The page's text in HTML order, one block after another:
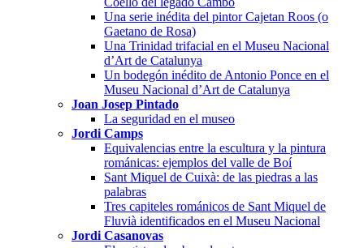
Una serie inédita del pintor Cajetan Roos (o
Gaetano de Rosa)
Una Trinidad trifacial en el Museu Nacional
d’Art de Catalunya
Un bodegón inédito de Antonio Ponce en el
Museu Nacional d’Art de Catalunya
Joan Josep Pintado
La seguridad en el museo
Jordi Camps
Equivalencias entre la escultura y la pintura
románicas: ejemplos del valle de Boí
Sant Miquel de Cuixà: de las piedras a las
palabras
Tres capiteles románicos de Sant Miquel de
Fluvià identificados en el Museu Nacional
Jordi Casanovas